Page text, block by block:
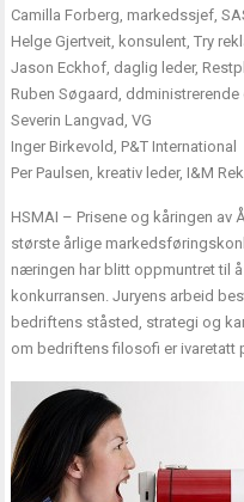
Camilla Forberg, markedssjef,
Helge Gjertveit, konsulent, Try
Jason Eckhof, daglig leder,
Ruben Søgaard,
Severin Langvad, VG
Inger Birkevold, P&T International
Per Paulsen, kreativ leder, I&M
HSMAI – Prisene og kåringen av
største årlige
næringen har blitt oppmuntret til
konkurransen. Juryens arbeid
bedriftens ståsted, strategi og
om bedriftens filosofi er ivaretatt